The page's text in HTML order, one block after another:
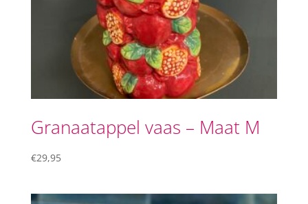
Granaatappel vaas – Maat M
€29,95